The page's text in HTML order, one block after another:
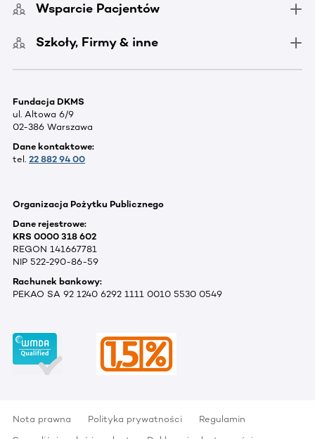
Wsparcie Pacjentów
Szkoły, Firmy & inne
Fundacja DKMS
ul. Altowa 6/9
02-386 Warszawa
Dane kontaktowe:
tel. 22 882 94 00
Organizacja Pożytku Publicznego
Dane rejestrowe:
KRS 0000 318 602
REGON 141667781
NIP 522-290-86-59
Rachunek bankowy:
PEKAO SA 92 1240 6292 1111 0010 5530 0549
Nota prawna Polityka prywatności
Regulamin